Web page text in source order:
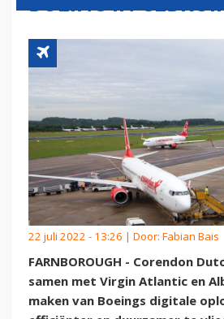
22 juli 2022 - 13:26 | Door: Fabian Bais
FARNBOROUGH - Corendon
samen met Virgin Atlantic en
maken van Boeings digitale